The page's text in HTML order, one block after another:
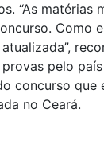
“As matérias
Como
pelo
concurso que
no Ceará.